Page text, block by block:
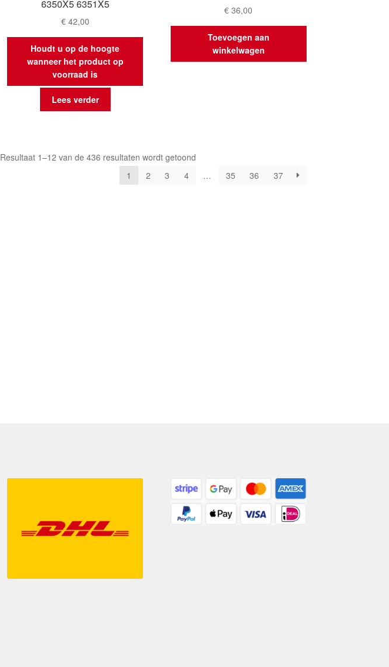
6350X5 6351X5
€42,00
Houdt u op de hoogte
wanneer het product op
voorraad is
Lees verder
€ 36,00
Toevoegen aan
winkelwagen
Resultaat 1–12 van de 436 resultaten wordt getoondGesorteerd
nieuwste
1 2 3 4 … 35 36 37